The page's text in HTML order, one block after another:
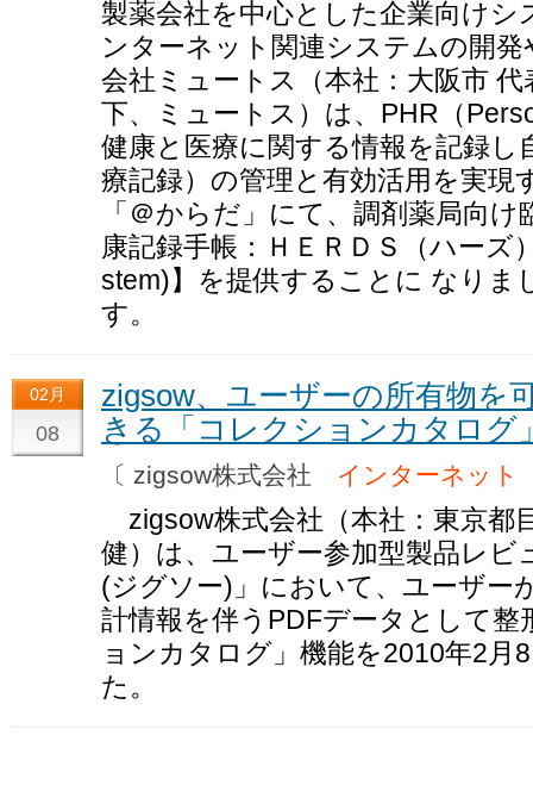
製薬会社を中心とした企業向け
ンターネット関連システムの開
会社ミュートス（本社：大阪市
下、ミュートス）は、PHR（
健康と医療に関する情報を記録し
療記録）の管理と有効活用を実
「＠からだ」にて、調剤薬局向
康記録手帳：ＨＥＲＤＳ（ハーズ
stem)】を提供することに なりま
す。
02月
08
zigsow、ユーザーの所有物を
きる「コレクションカタログ
〔 zigsow株式会社 インターネット
zigsow株式会社（本社：東京都
健）は、ユーザー参加型製品レ
(ジグソー)」において、ユーザー
計情報を伴うPDFデータとして
ョンカタログ」機能を2010年2月
た。